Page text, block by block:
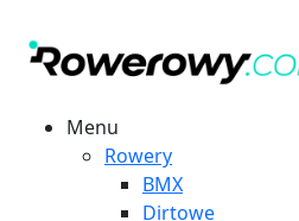
Menu
Rowery
BMX
Dirtowe